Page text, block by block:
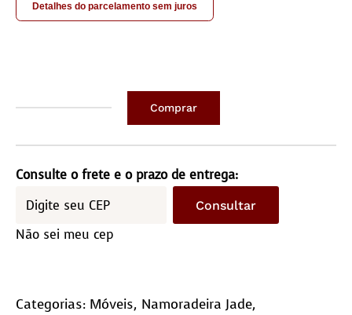
Detalhes do parcelamento sem juros
Jade
quantidade
Comprar
Consulte o frete e o prazo de entrega:
Consultar
Não sei meu cep
Categorias: Móveis, Namoradeira Jade,